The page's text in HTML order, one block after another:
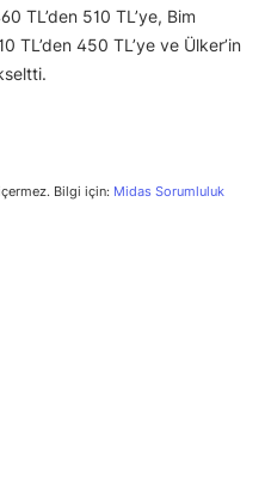
TL’den 510 TL’ye, Bim
TL’den 450 TL’ye ve Ülker’in
Bilgi için: Midas Sorumluluk